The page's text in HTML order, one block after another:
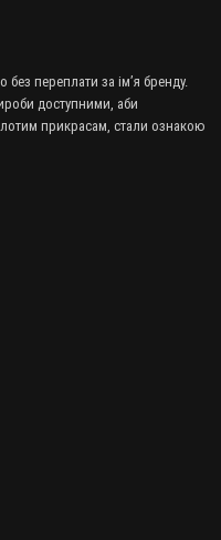
переплати за ім’я бренду.
доступними, аби
прикрасам, стали ознакою